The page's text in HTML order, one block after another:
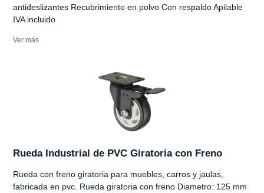
antideslizantes Recubrimiento en polvo Con respaldo Apilable
IVA incluido
Ver más
Rueda Industrial de PVC Giratoria con Freno
Rueda con freno giratoria para muebles, carros y jaulas,
fabricada en pvc. Rueda giratoria con freno Diametro: 125 mm